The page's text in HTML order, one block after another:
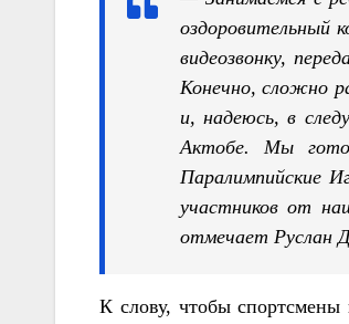
оздоровительный
видеозвонку,
Конечно, сложно
и, надеюсь, в
Актобе. Мы
Паралимпийские
участников от
отмечает Руслан
К слову, чтобы спортсмены